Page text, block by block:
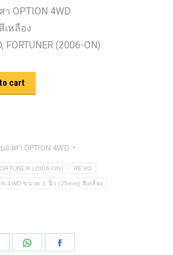
OPTION 4WD
เหลือง
FORTUNER (2006-ON)
cart
งศา OPTION 4WD
(2006-ON) REVO
4WD ขนาด 1 นิ้ว (25mm) สีเหลือง